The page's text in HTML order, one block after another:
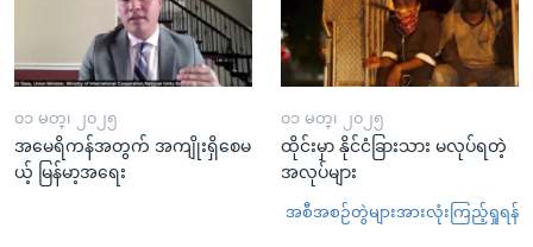
၀၁ မတ္၊ ၂၀၂၅
အမေရိကန်အတွက် အကျိုးရှိစေမ
ယ့် မြန်မာ့အရေး
၀၁ မတ္၊ ၂၀၂၅
ထိုင်းမှာ နိုင်ငံခြားသား မလုပ်ရတဲ့
အလုပ်များ
အစီအစဉ်တွဲများအားလုံးကြည့်ရှုရန်